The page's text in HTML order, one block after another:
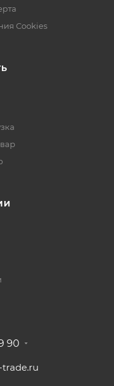
Cookies
90